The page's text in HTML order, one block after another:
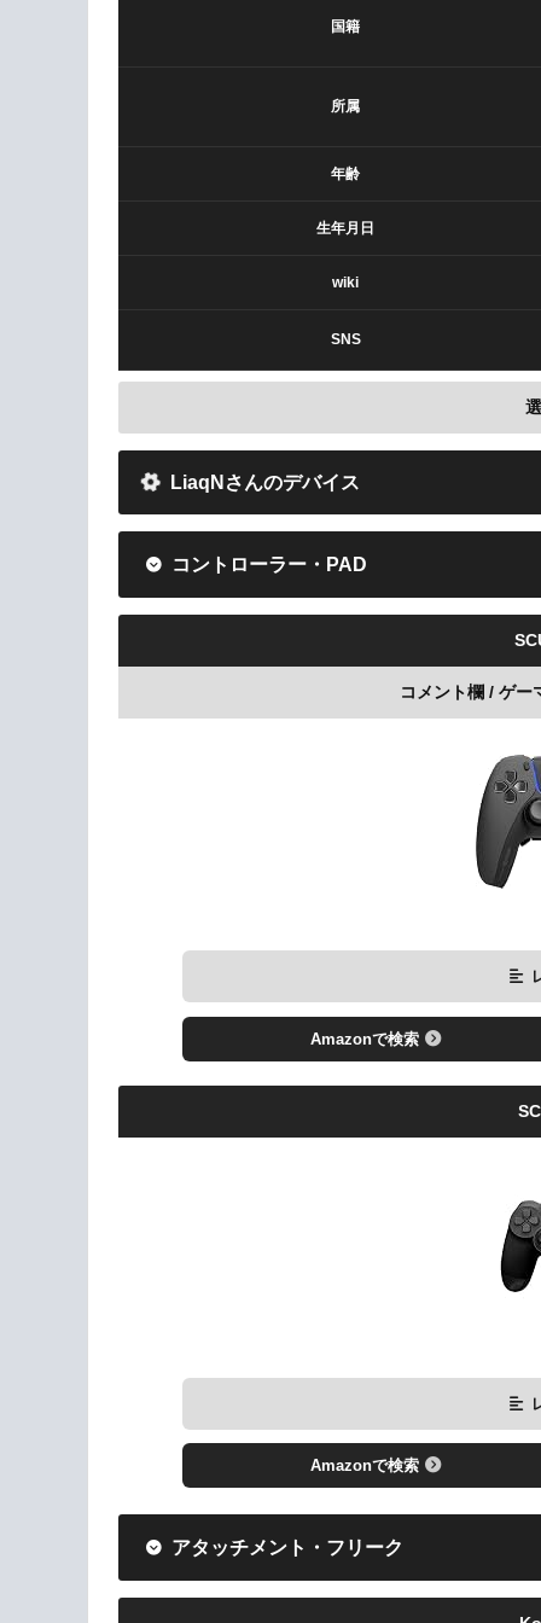
国籍
所属
年齢
生年月日
wiki
SNS
LiaqNさんのデバイス
コントローラー・PAD
コメント欄 / ゲー
Amazonで検索
Amazonで検索
アタッチメント・フリーク